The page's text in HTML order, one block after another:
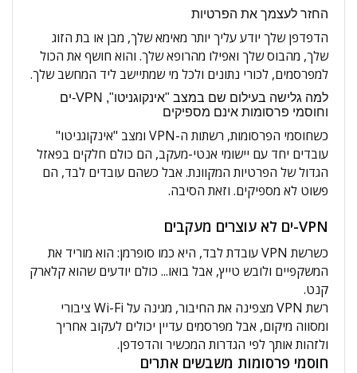
החזר לעצמך את הפרטיות
הדפדפן שלך יודע עליך יותר מאימא שלך, מבן או בת הזוג
שלך, מהבוס שלך ואפילו מהרופא שלך. והוא חושף את הכול
למפרסמים, לכורי נתונים ולכל מי שמתיישב ליד המחשב שלך.
למה גלישה בעילום שם במצב "אינקוגניטו", VPN-ים
וחוסמי פרסומות אינם מספיקים
כשחוסמי הפרסומות, רשתות ה-VPN ומצב "אינקוגניטו"
עובדים יחד עם יישומי אנטי-מעקב, הם כולם חלקים בפאזל
הגדול של הפרטיות המקוונת. אבל כשהם עובדים לבד, הם
פשוט לא מספיקים. וזאת הסיבה.
VPN-ים לא עוצרים מעקבים
כשרשת VPN עובדת לבד, היא כמו סופרמן: הוא מוריד את
המשקפיים ולובש טייץ, אבל בואו... כולם יודעים שהוא קלארק
קנט.
רשת VPN מצפינה את החיבור, מגינה על Wi-Fi ציבורי
ומסווה מיקום, אבל מפרסמים עדיין יכולים לעקוב אחריך
ולזהות אותך לפי הגדרות המכשיר והדפדפן.
חוסמי פרסומות משבשים אתרים